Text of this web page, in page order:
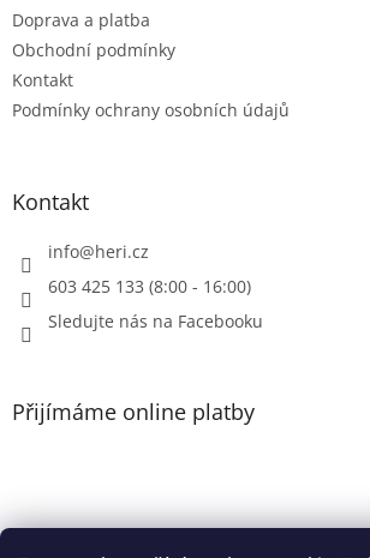
Doprava a platba
Obchodní podmínky
Kontakt
Podmínky ochrany osobních údajů
Kontakt
info@heri.cz
603 425 133 (8:00 - 16:00)
Sledujte nás na Facebooku
Přijímáme online platby